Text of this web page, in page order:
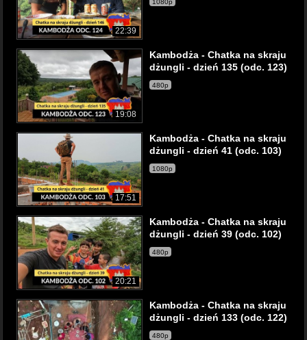
22:39
1080p
19:08
Kambodża - Chatka na skraju
dżungli - dzień 135 (odc. 123)
480p
17:51
Kambodża - Chatka na skraju
dżungli - dzień 41 (odc. 103)
1080p
20:21
Kambodża - Chatka na skraju
dżungli - dzień 39 (odc. 102)
480p
Kambodża - Chatka na skraju
dżungli - dzień 133 (odc. 122)
480p